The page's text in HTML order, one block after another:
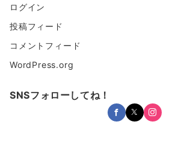
ログイン
投稿フィード
コメントフィード
WordPress.org
SNSフォローしてね！